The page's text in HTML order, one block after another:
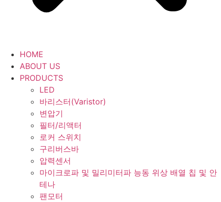
HOME
ABOUT US
PRODUCTS
LED
바리스터(Varistor)
변압기
필터/리액터
로커 스위치
구리버스바
압력센서
마이크로파 및 밀리미터파 능동 위상 배열 칩 및 안
테나
팬모터